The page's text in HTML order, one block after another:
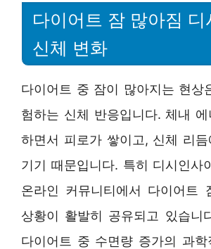
다이어트 잠 많아짐 디
신체 변화
다이어트 중 잠이 많아지는 현상
험하는 신체 반응입니다. 체내
하면서 피로가 쌓이고, 신체 리
기기 때문입니다. 특히 디시인사
온라인 커뮤니티에서 다이어트
상황이 활발히 공유되고 있습니
다이어트 중 수면량 증가의 과